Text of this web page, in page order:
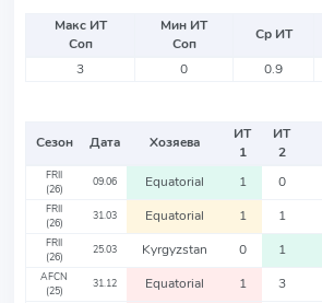
Макс ИТ
Соп
Мин ИТ
Соп
Ср ИТ
3
0 0.9
Сезон Дата Хозяева
ИТ
1
ИТ
2
FRII
(26)
09.06 Equatorial 1 0
FRII
(26)
31.03 Equatorial 1 1
FRII
(26)
25.03 Kyrgyzstan 0 1
AFCN
(25)
31.12 Equatorial 1 3